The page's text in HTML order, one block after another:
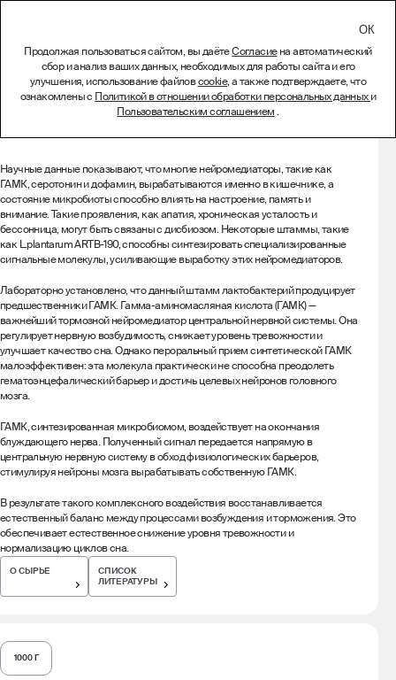
Лиофилизат Lactobacillus
plantarum ARTB-190
Описание
Научные данные показывают, что многие нейромедиаторы, такие как
ГАМК, серотонин и дофамин, вырабатываются именно в кишечнике, а
состояние микробиоты способно влиять на настроение, память и
внимание. Такие проявления, как апатия, хроническая усталость и
бессонница, могут быть связаны с дисбиозом. Некоторые штаммы, такие
как L.plantarum ARTB-190, способны синтезировать специализированные
сигнальные молекулы, усиливающие выработку этих нейромедиаторов.
Лабораторно установлено, что данный штамм лактобактерий продуцирует
предшественники ГАМК. Гамма-аминомасляная кислота (ГАМК) —
важнейший тормозной нейромедиатор центральной нервной системы. Она
регулирует нервную возбудимость, снижает уровень тревожности и
улучшает качество сна. Однако пероральный прием синтетической ГАМК
малоэффективен: эта молекула практически не способна преодолеть
гематоэнцефалический барьер и достичь целевых нейронов головного
мозга.
ГАМК, синтезированная микробиомом, воздействует на окончания
блуждающего нерва. Полученный сигнал передается напрямую в
центральную нервную систему в обход физиологических барьеров,
стимулируя нейроны мозга вырабатывать собственную ГАМК.
В результате такого комплексного воздействия восстанавливается
естественный баланс между процессами возбуждения и торможения. Это
обеспечивает естественное снижение уровня тревожности и
нормализацию циклов сна.
О СЫРЬЕ
СПИСОК
ЛИТЕРАТУРЫ
1000 Г
Продолжая пользоваться сайтом, вы даётеСогласиена автоматический
сбор и анализ ваших данных, необходимых для работы сайта и его
улучшения, использование файловcookie, а также подтверждаете, что
ознакомлены с Политикой в отношении обработки персональных данныхи
Пользовательским соглашением.